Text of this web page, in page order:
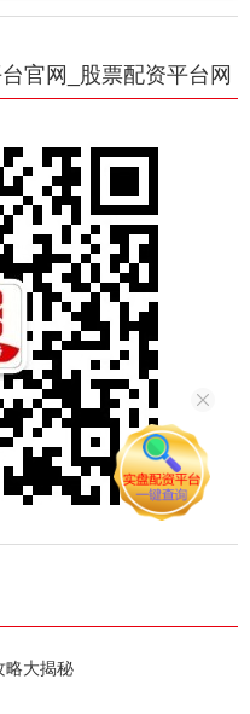
官网_股票配资平台网
略大揭秘